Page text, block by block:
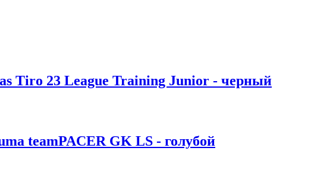
Tiro 23 League Training Junior - черный
teamPACER GK LS - голубой